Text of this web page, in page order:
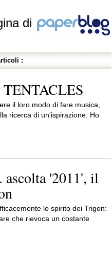
di
:
il loro modo di fare musica,
ricerca di un'ispirazione. Ho
'2011', il
lo spirito dei Trigon:
che rievoca un costante